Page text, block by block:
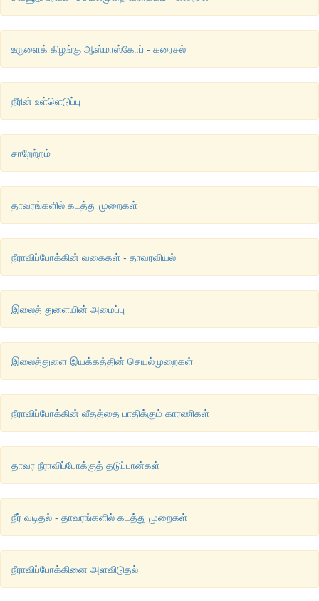
உருளைக் கிழங்கு ஆஸ்மாஸ்கோப் - கரைசல்
நீரின் உள்ளெடுப்பு
சாறேற்றம்
தாவரங்களில் கடத்து முறைகள்
நீராவிப்போக்கின் வகைகள் - தாவரவியல்
இலைத் துளையின் அமைப்பு
இலைத்துளை இயக்கத்தின் செயல்முறைகள்
நீராவிப்போக்கின் வீதத்தை பாதிக்கும் காரணிகள்
தாவர நீராவிப்போக்குத் தடுப்பான்கள்
நீர் வடிதல் - தாவரங்களில் கடத்து முறைகள்
நீராவிப்போக்கினை அளவிடுதல்